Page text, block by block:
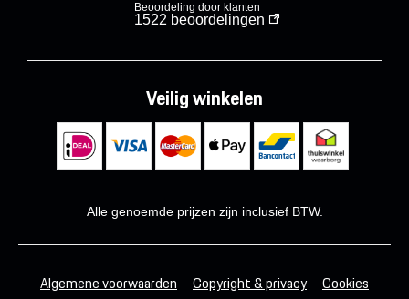
Beoordeling door klanten
1522 beoordelingen
Veilig winkelen
Alle genoemde prijzen zijn inclusief BTW.
Algemene voorwaarden Copyright & privacy
Cookies